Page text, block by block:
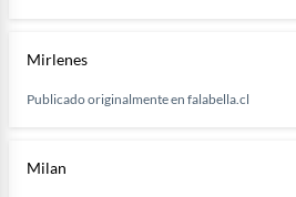
Mirlenes
Publicado originalmente en falabella.cl
Milan